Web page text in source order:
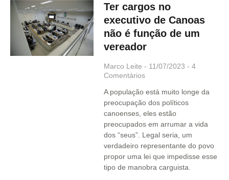
Ter cargos no
executivo de Canoas
não é função de um
vereador
Marco Leite 11/07/2023 4
Comentários
A população está muito longe da
preocupação dos políticos
canoenses, eles estão
preocupados em arrumar a vida
dos “seus”. Legal seria, um
verdadeiro representante do povo
propor uma lei que impedisse esse
tipo de manobra carguista.